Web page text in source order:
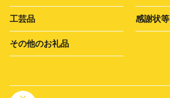
工芸品 感謝状等
その他のお礼品